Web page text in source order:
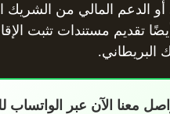
أو الدعم المالي من الشريك
تقديم مستندات تثبت
البريطاني.
معنا الآن عبر الواتساب